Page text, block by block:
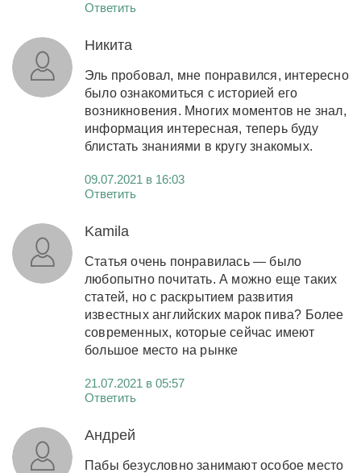
Ответить
Никита
Эль пробовал, мне понравился, интересно
было ознакомиться с историей его
возникновения. Многих моментов не знал,
информация интересная, теперь буду
блистать знаниями в кругу знакомых.
09.07.2021 в 16:03
Ответить
Kamila
Статья очень понравилась — было
любопытно почитать. А можно еще таких
статей, но с раскрытием развития
известных английских марок пива? Более
современных, которые сейчас имеют
большое место на рынке
21.07.2021 в 05:57
Ответить
Андрей
Пабы безусловно занимают особое место